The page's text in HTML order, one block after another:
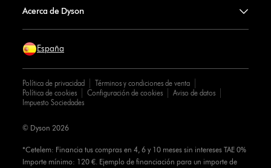
Acerca de Dyson
España
Política de privacidad
Términos y condiciones de venta
Política de cookies
Configuración de cookies
Aviso de datos
Impuesto Sociedades
*Cetelem: Financia tus compras en 4, 6 y 10 meses sin intereses TAE 0%
Importe mínimo: 120 €. Ejemplo de financiación para un importe de
© Dyson 2026